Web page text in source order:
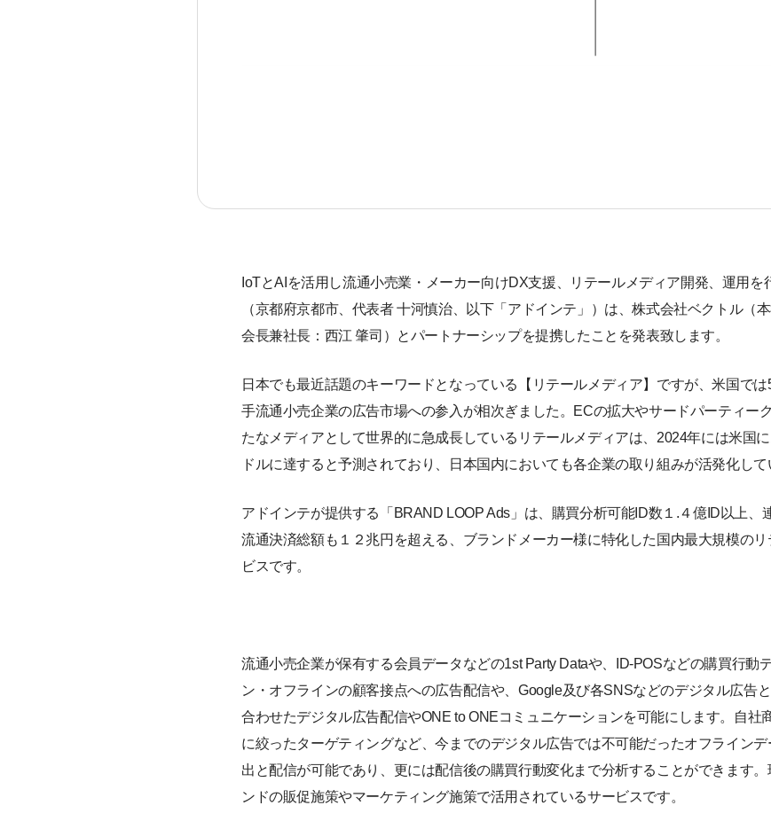
IoTとAIを活用し流通小売業・メーカー向けDX支援、リテールメディア開発、運用を
（京都府京都市、代表者 十河慎治、以下「アドインテ」）は、株式会社ベクトル（
会長兼社長：西江 肇司）とパートナーシップを提携したことを発表致します。
日本でも最近話題のキーワードとなっている【リテールメディア】ですが、米国で
手流通小売企業の広告市場への参入が相次ぎました。ECの拡大やサードパーティー
たなメディアとして世界的に急成長しているリテールメディアは、2024年には米国
ドルに達すると予測されており、日本国内においても各企業の取り組みが活発化して
アドインテが提供する「BRAND LOOP Ads」は、購買分析可能ID数１.４億ID以上、
流通決済総額も１２兆円を超える、ブランドメーカー様に特化した国内最大規模の
ビスです。
流通小売企業が保有する会員データなどの1st Party Dataや、ID-POSなどの購買行動
ン・オフラインの顧客接点への広告配信や、Google及び各SNSなどのデジタル広告
合わせたデジタル広告配信やONE to ONEコミュニケーションを可能にします。自社
に絞ったターゲティングなど、今までのデジタル広告では不可能だったオフライン
出と配信が可能であり、更には配信後の購買行動変化まで分析することができます
ンドの販促施策やマーケティング施策で活用されているサービスです。